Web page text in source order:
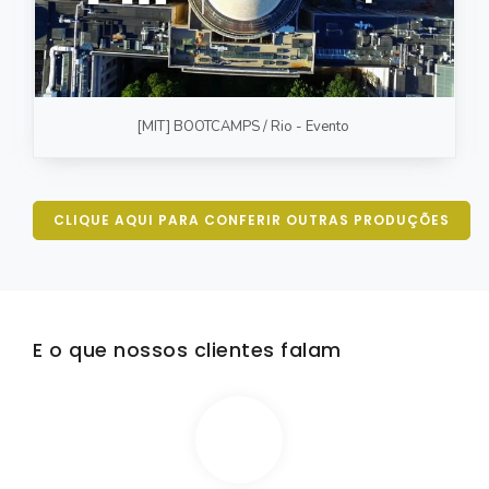
[MIT] BOOTCAMPS / Rio - Evento
CLIQUE AQUI PARA CONFERIR OUTRAS PRODUÇÕES
E o que nossos clientes falam